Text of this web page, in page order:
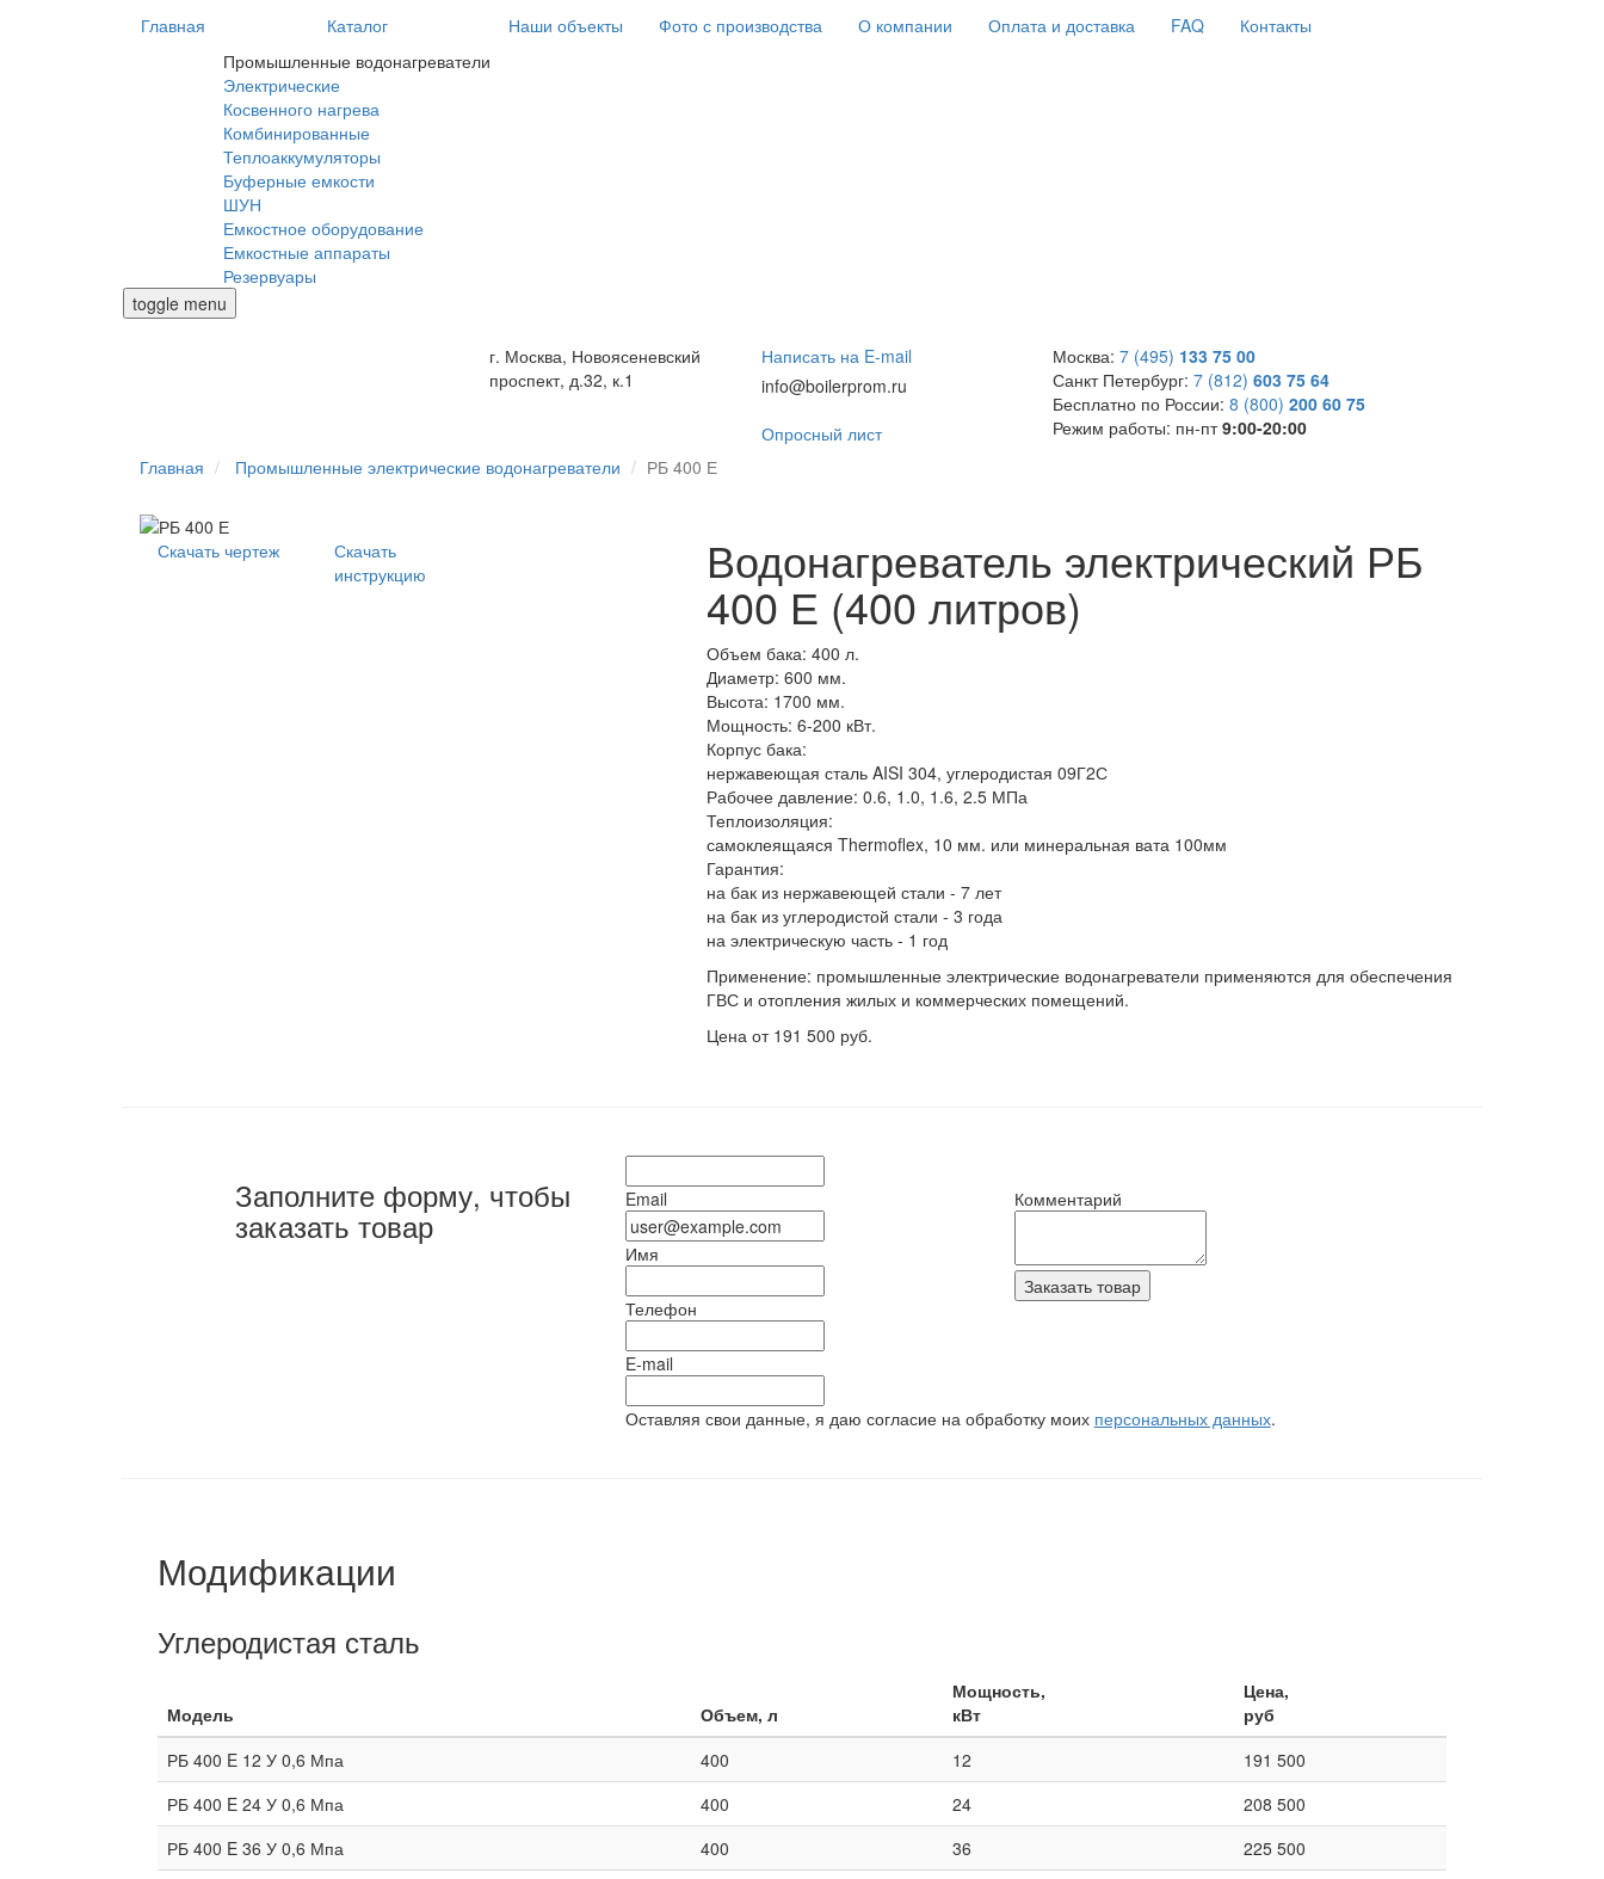
Главная
Каталог
Промышленные водонагреватели
Электрические
Косвенного нагрева
Комбинированные
Теплоаккумуляторы
Буферные емкости
ШУН
Емкостное оборудование
Емкостные аппараты
Резервуары
Наши объекты Фото с производства О компании Оплата и доставка FAQ Контакты
toggle menu
г. Москва, Новоясеневский
проспект, д.32, к.1
Написать на E-mail
info@boilerprom.ru
Опросный лист
Москва: 7 (495) 133 75 00
Санкт Петербург: 7 (812) 603 75 64
Бесплатно по России: 8 (800) 200 60 75
Режим работы: пн-пт9:00-20:00
Главная
Промышленные электрические водонагреватели РБ 400 Е
Скачать чертеж
Скачать
инструкцию
Водонагреватель электрический РБ
400 Е (400 литров)
Объем бака: 400 л.
Диаметр: 600 мм.
Высота: 1700 мм.
Мощность: 6-200 кВт.
Корпус бака:
нержавеющая сталь AISI 304, углеродистая 09Г2С
Рабочее давление: 0.6, 1.0, 1.6, 2.5 МПа
Теплоизоляция:
самоклеящаяся Thermoflex, 10 мм. или минеральная вата 100мм
Гарантия:
на бак из нержавеющей стали - 7 лет
на бак из углеродистой стали - 3 года
на электрическую часть - 1 год
Применение: промышленные электрические водонагреватели применяются для обеспечения
ГВС и отопления жилых и коммерческих помещений.
Цена от 191 500 руб.
Заполните форму, чтобы
заказать товар
Email
Имя
Телефон
E-mail
Комментарий
Оставляя свои данные, я даю согласие на обработку моих персональных данных.
Модификации
Углеродистая сталь
Модель Объем, л
Мощность,
кВт
Цена,
руб
РБ 400 E 12 У 0,6 Мпа
400 12
191 500
РБ 400 E 24 У 0,6 Мпа
400 24
208 500
РБ 400 E 36 У 0,6 Мпа
400 36
225 500